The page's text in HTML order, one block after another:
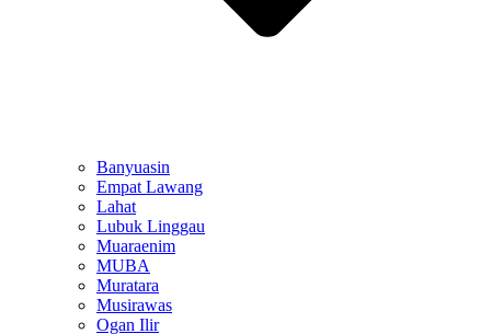
Banyuasin
Empat Lawang
Lahat
Lubuk Linggau
Muaraenim
MUBA
Muratara
Musirawas
Ogan Ilir